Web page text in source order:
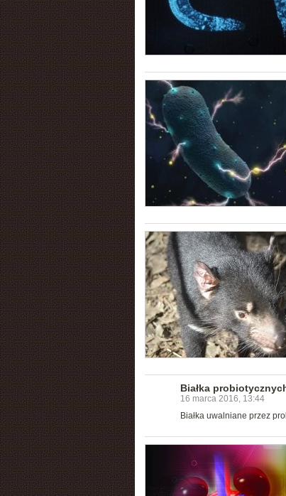
Białka
16 marca 2016, 13:44
Białka uwalniane przez